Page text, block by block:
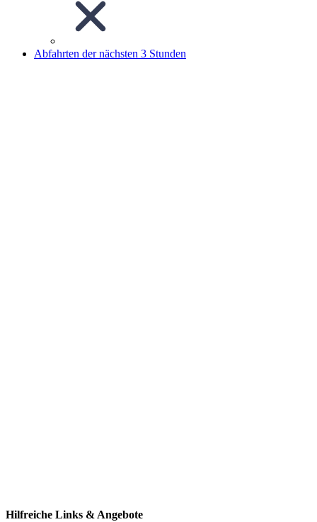
Abfahrten der nächsten 3 Stunden
Hilfreiche Links & Angebote